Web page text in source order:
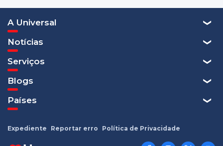
A Universal
Notícias
Serviços
Blogs
Países
Expediente Reportar erro Política de Privacidade